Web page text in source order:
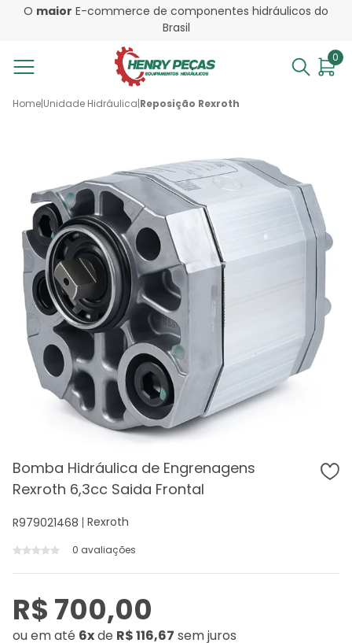
O maior E-commerce de componentes hidráulicos do
Brasil
0
Home|Unidade Hidráulica|Reposição Rexroth
Bomba Hidráulica de Engrenagens
Rexroth 6,3cc Saida Frontal
R979021468 Rexroth
0 avaliações
R$ 700,00
ouem até 6xde R$ 116,67 sem juros